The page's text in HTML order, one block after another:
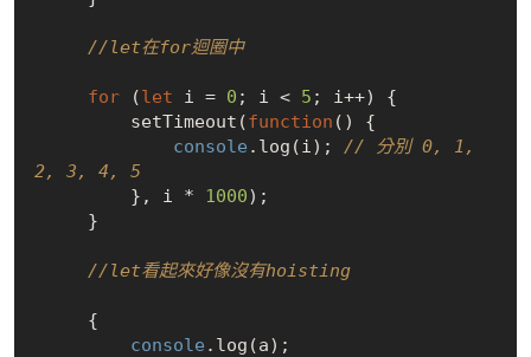
//let在for迴圈中
for (let i = 0 ; i < 5 ; i++) {
         setTimeout(
function ( ) {
console .log(i); // 分別 0, 1,
2, 3, 4, 5
         }, i *
1000);
//let看起來好像沒有hoisting
console .log(a);